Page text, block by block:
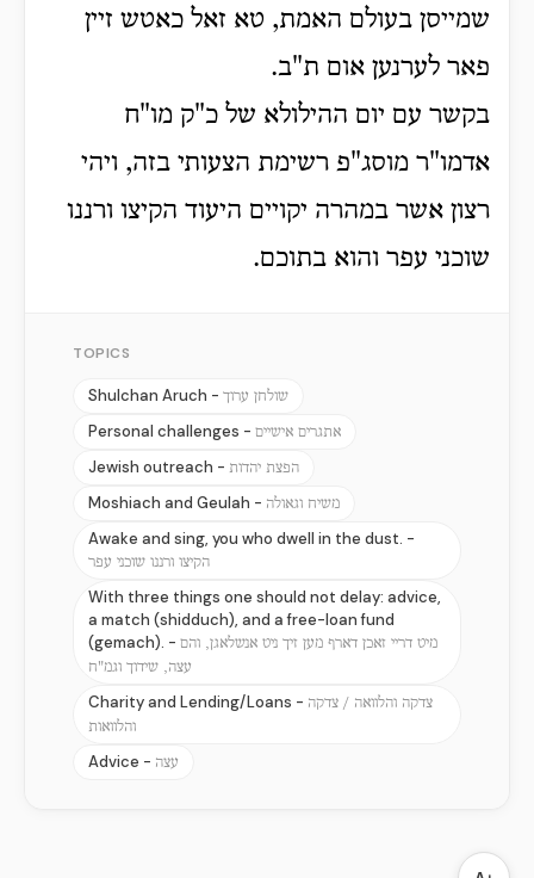
שמייסן בעולם האמת, טא זאל כאטש זיין
פאר לערנען אום ת"ב.
בקשר עם יום ההילולא של כ"ק מו"ח
אדמו"ר מוסג"פ רשימת הצעותי בזה, ויהי
רצון אשר במהרה יקויים היעוד הקיצו ורננו
שוכני עפר והוא בתוכם.
TOPICS
Shulchan Aruch - שולחן ערוך
Personal challenges - אתגרים אישיים
Jewish outreach - הפצת יהדות
Moshiach and Geulah - משיח וגאולה
Awake and sing, you who dwell in the dust. -
הקיצו ורננו שוכני עפר
With three things one should not delay: advice,
a match (shidduch), and a free-loan fund
(gemach). - מיט דריי זאכן דארף מען זיך ניט אנשלאגן, והם
עצה, שידוך וגמ"ח
Charity and Lending/Loans - צדקה והלוואה / צדקה
והלוואות
Advice - עצה